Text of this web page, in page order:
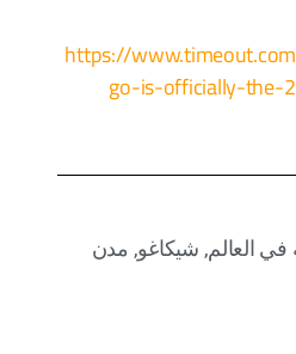
https://
go-is-officially-
العالم, شيكاغو, مدن